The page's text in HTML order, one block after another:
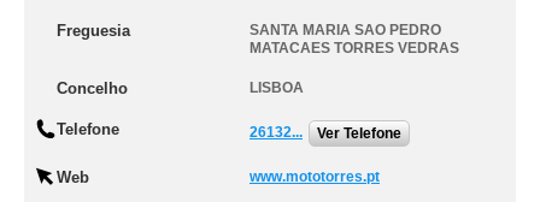
Freguesia
SANTA MARIA SAO PEDRO
MATACAES TORRES VEDRAS
Concelho LISBOA
Telefone 26132... Ver Telefone
Web www.mototorres.pt